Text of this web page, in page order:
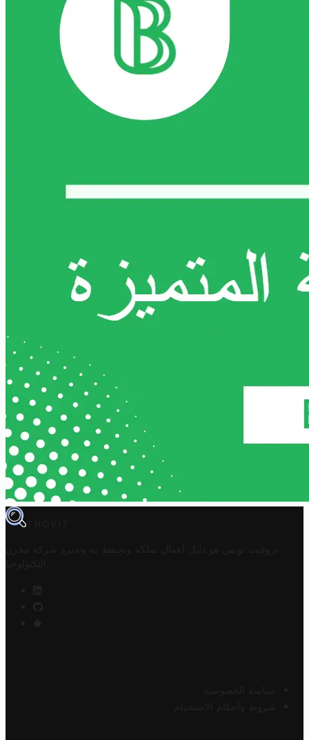
TROVIT
تروفيت تونس هو دليل أعمال تملكه وتحتفظ به وتديره
شركة مخزن
التكنولوجيا
سياسة الخصوصية
شروط وأحكام الاستخدام